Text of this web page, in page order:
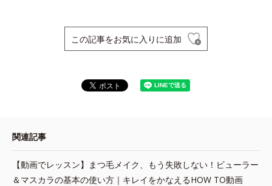
この記事をお気に入りに追加
関連記事
【動画でレッスン】まつ毛メイク、もう失敗しない！ビューラー
＆マスカラの基本の使い方｜キレイをかなえるHOW TO動画